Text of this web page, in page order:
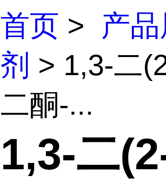
首页 > 产
剂 > 1,3-二
二酮-...
1,3-二